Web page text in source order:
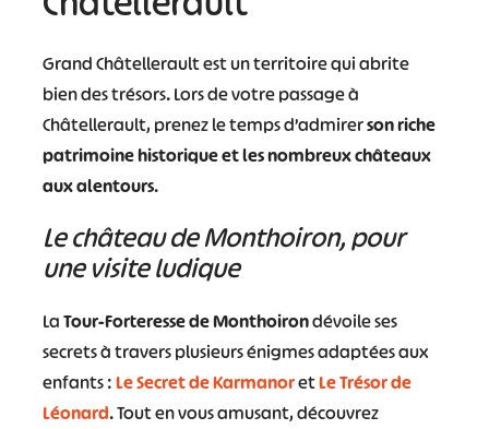
Grand Châtellerault est un territoire qui abrite
bien des trésors. Lors de votre passage à
Châtellerault, prenez le temps d’admirerson riche
patrimoine historique et les nombreux châteaux
aux alentours.
Le château de Monthoiron, pour
une visite ludique
LaTour-Forteresse de Monthoirondévoile ses
secrets à travers plusieurs énigmes adaptées aux
enfants :Le Secret de KarmanoretLe Trésor de
Léonard. Tout en vous amusant, découvrez